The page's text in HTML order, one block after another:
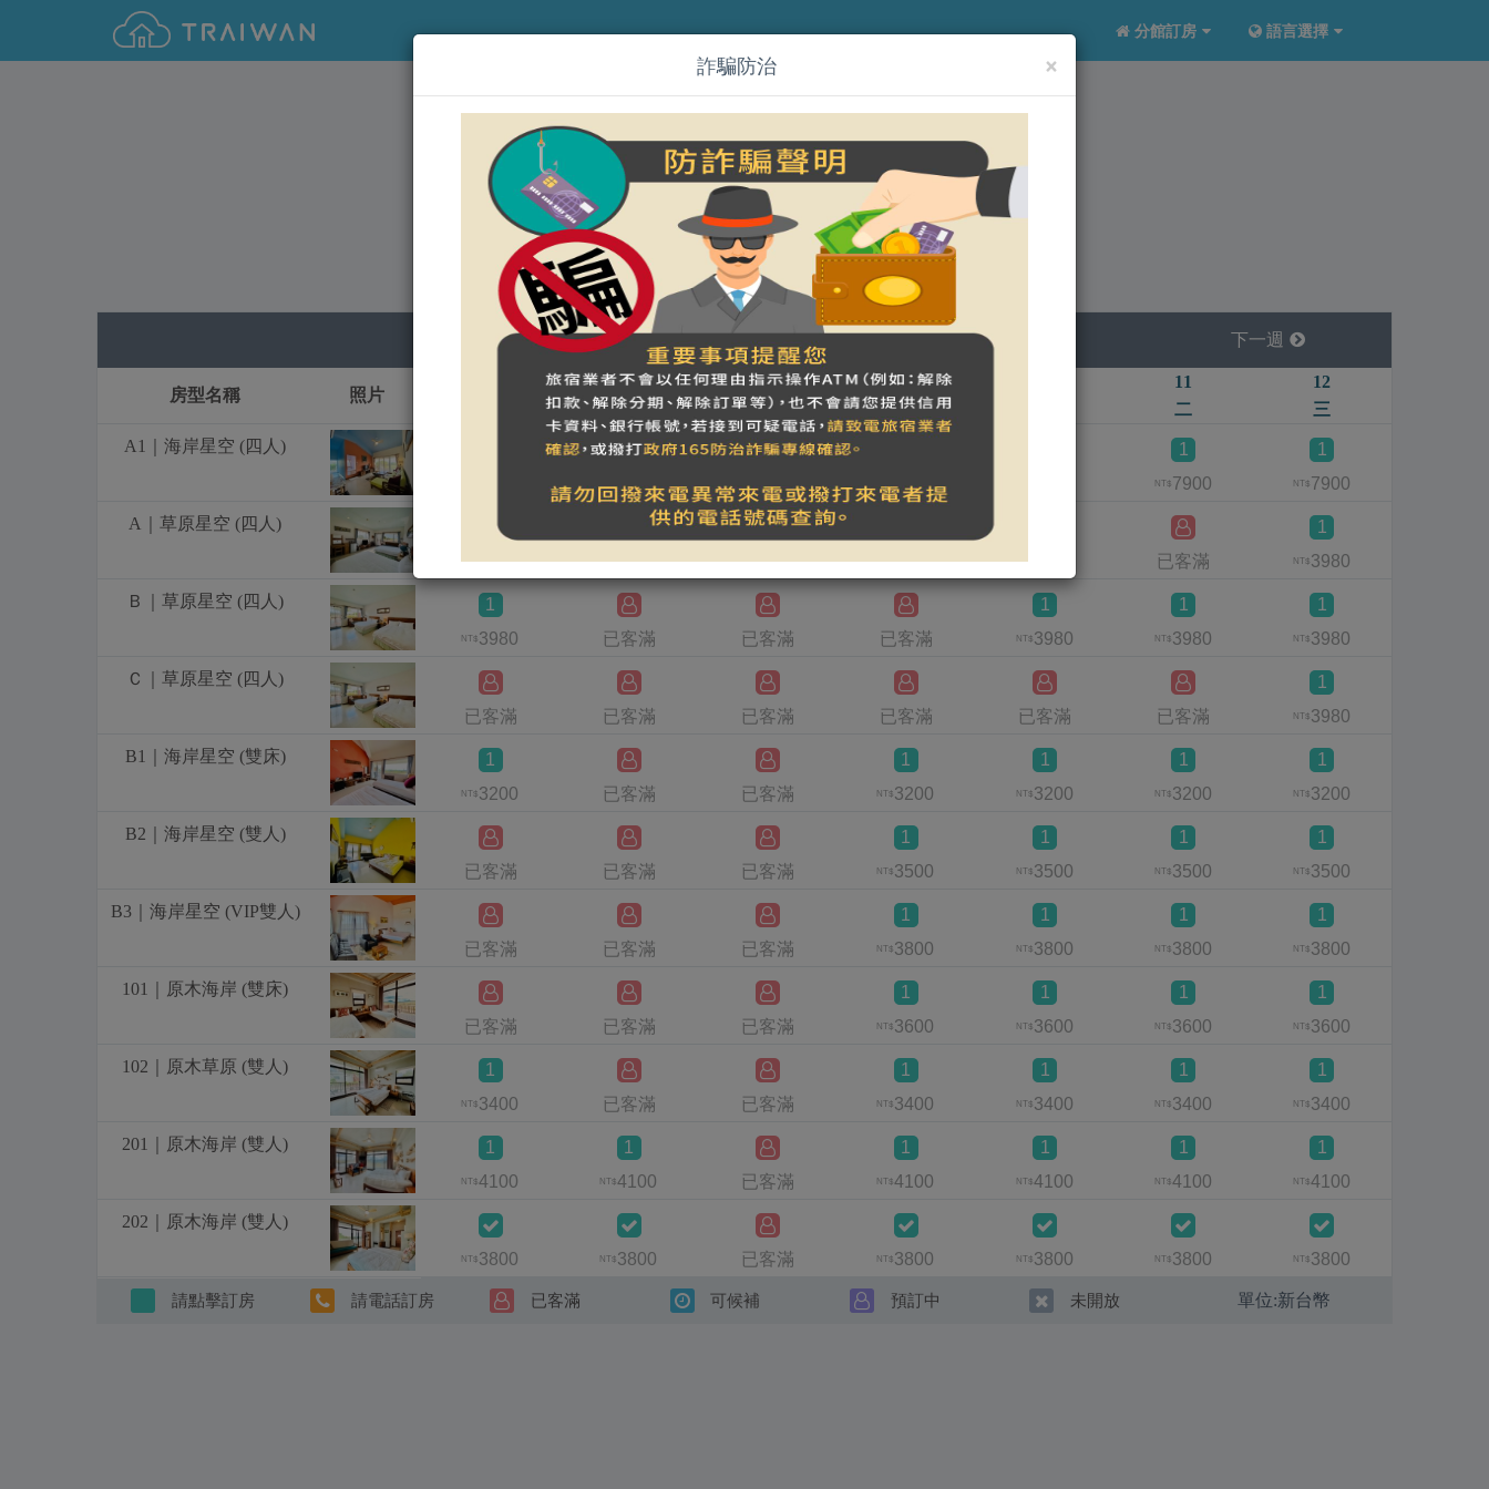
分館訂房 語言選擇
墾丁卡米克 特色民宿
營登名稱：
統一編號：10431204
合法民宿 屏東縣058號
上一週 ~ 下一週
房型名稱 照片
A1｜海岸星空 (四人)
A｜草原星空 (四人)
Ｂ｜草原星空 (四人)
Ｃ｜草原星空 (四人)
B1｜海岸星空 (雙床)
B2｜海岸星空 (雙人)
B3｜海岸星空 (VIP雙人)
101｜原木海岸 (雙床)
102｜原木草原 (雙人)
201｜原木海岸 (雙人)
202｜原木海岸 (雙人)
07
五
08
六
09
日
11
二
12
三
1
7900 已客滿 已客滿
1
NT$ 7900
1
NT$ 7900
NT$3980 已客滿 已客滿 已客滿 已客滿 已客滿
1
NT$ 3980
1
NT$ 3980 已客滿 已客滿 已客滿
1
NT$ 3980
1
NT$ 3980
1
NT$ 3980
已客滿 已客滿 已客滿 已客滿 已客滿 已客滿
1
NT$ 3980
1
NT$ 3200 已客滿 已客滿
1
NT$ 3200
1
NT$ 3200
1
NT$ 3200
1
NT$ 3200
已客滿 已客滿 已客滿
1
NT$ 3500
1
NT$ 3500
1
NT$ 3500
1
NT$ 3500
已客滿 已客滿 已客滿
1
NT$ 3800
1
NT$ 3800
1
NT$ 3800
1
NT$ 3800
已客滿 已客滿 已客滿
1
NT$ 3600
1
NT$ 3600
1
NT$ 3600
1
NT$ 3600
1
NT$ 3400 已客滿 已客滿
1
NT$ 3400
1
NT$ 3400
1
NT$ 3400
1
NT$ 3400
1
NT$4100
1
NT$4100 已客滿
1
NT$4100
1
NT$4100
1
NT$4100
1
NT$4100
NT$ 3800 NT$ 3800 已客滿 NT$ 3800 NT$ 3800 NT$ 3800 NT$ 3800
請點擊訂房 請電話訂房 已客滿 可候補 預訂中 未開放 單位:新台幣
×
詐騙防治